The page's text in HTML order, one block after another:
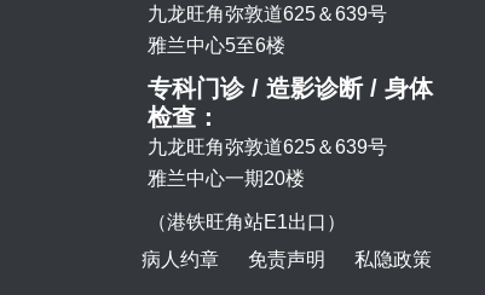
九龙旺角弥敦道625＆639号
雅兰中心5至6楼
专科门诊 / 造影诊断 / 身体
检查：
九龙旺角弥敦道625＆639号
雅兰中心一期20楼
（港铁旺角站E1出口）
病人约章 免责声明 私隐政策